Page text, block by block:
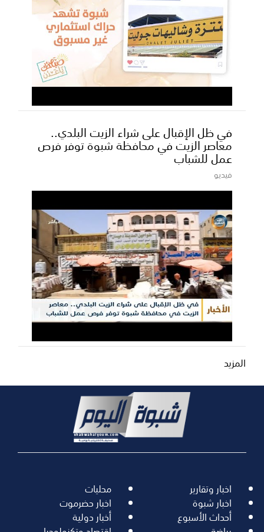
في ظل الإقبال على شراء الزيت البلدي..
معاصر الزيت في محافظة شبوة توفر فرص
عمل للشباب
فيديو
المزيد
اخبار وتقارير محليات
اخبار شبوة اخبار حضرموت
أحداث الأسبوع أخبار دولية